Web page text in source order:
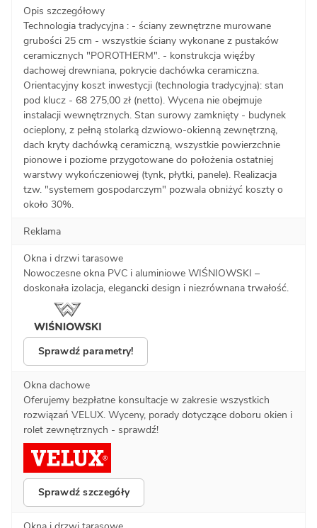
Opis szczegółowy
Technologia tradycyjna : - ściany zewnętrzne murowane
grubości 25 cm - wszystkie ściany wykonane z pustaków
ceramicznych "POROTHERM". - konstrukcja więźby
dachowej drewniana, pokrycie dachówka ceramiczna.
Orientacyjny koszt inwestycji (technologia tradycyjna): stan
pod klucz - 68 275,00 zł (netto). Wycena nie obejmuje
instalacji wewnętrznych. Stan surowy zamknięty - budynek
ocieplony, z pełną stolarką dzwiowo-okienną zewnętrzną,
dach kryty dachówką ceramiczną, wszystkie powierzchnie
pionowe i poziome przygotowane do położenia ostatniej
warstwy wykończeniowej (tynk, płytki, panele). Realizacja
tzw. "systemem gospodarczym" pozwala obniżyć koszty o
około 30%.
Reklama
Okna i drzwi tarasowe
Nowoczesne okna PVC i aluminiowe WIŚNIOWSKI –
doskonała izolacja, elegancki design i niezrównana trwałość.
Sprawdź parametry!
Okna dachowe
Oferujemy bezpłatne konsultacje w zakresie wszystkich
rozwiązań VELUX. Wyceny, porady dotyczące doboru okien i
rolet zewnętrznych - sprawdź!
Sprawdź szczegóły